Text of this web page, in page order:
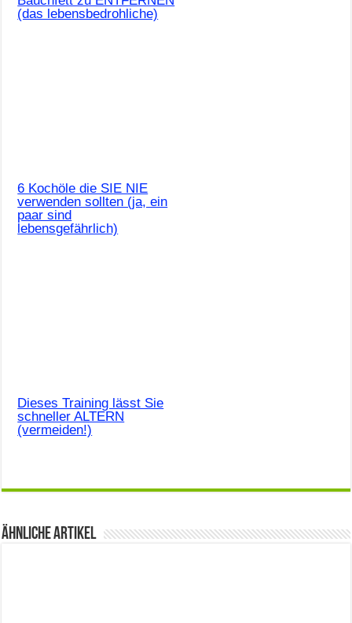
(das lebensbedrohliche)
6 Kochöle die SIE NIE
verwenden sollten (ja, ein
paar sind
lebensgefährlich)
Dieses Training lässt Sie
schneller ALTERN
(vermeiden!)
Ähnliche Artikel